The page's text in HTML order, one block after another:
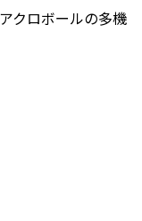
クロボールの多機